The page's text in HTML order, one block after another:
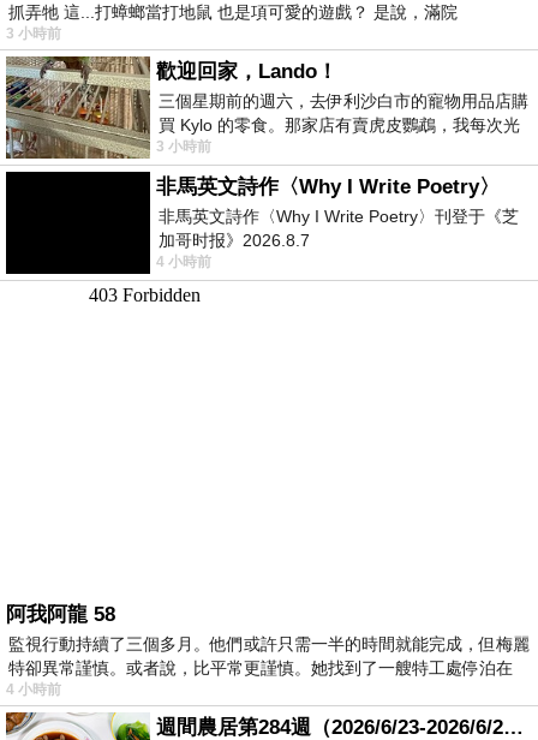
抓弄牠 這...打蟑螂當打地鼠 也是項可愛的遊戲？ 是說，滿院
3 小時前
歡迎回家，Lando！
三個星期前的週六，去伊利沙白市的寵物用品店購
買 Kylo 的零食。那家店有賣虎皮鸚鵡，我每次光
顧都會去看一下。他們偶爾會引進 C
3 小時前
非馬英文詩作〈Why I Write Poetry〉
非馬英文詩作〈Why I Write Poetry〉刊登于《芝
加哥时报》2026.8.7
4 小時前
阿我阿龍 58
監視行動持續了三個多月。他們或許只需一半的時間就能完成，但梅麗
特卻異常謹慎。或者說，比平常更謹慎。她找到了一艘特工處停泊在
4 小時前
週間農居第284週（2026/6/23-2026/6/24) 夏至 金黃稻浪洋溢豐收喜悅